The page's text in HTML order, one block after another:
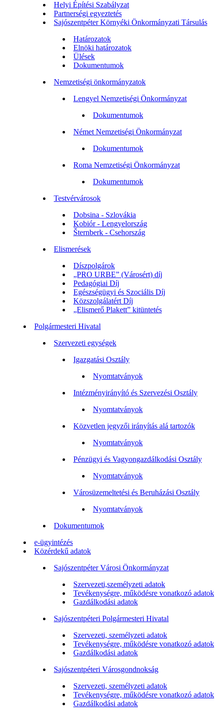
Helyi Építési Szabályzat
Partnerségi egyeztetés
Sajószentpéter Környéki Önkormányzati Társulás
Határozatok
Elnöki határozatok
Ülések
Dokumentumok
Nemzetiségi önkormányzatok
Lengyel Nemzetiségi Önkormányzat
Dokumentumok
Német Nemzetiségi Önkormányzat
Dokumentumok
Roma Nemzetiségi Önkormányzat
Dokumentumok
Testvérvárosok
Dobsina - Szlovákia
Kobiór - Lengyelország
Šternberk - Csehország
Elismerések
Díszpolgárok
„PRO URBE” (Városért) díj
Pedagógiai Díj
Egészségügyi és Szociális Díj
Közszolgálatért Díj
„Elismerő Plakett” kitüntetés
Polgármesteri Hivatal
Szervezeti egységek
Igazgatási Osztály
Nyomtatványok
Intézményirányító és Szervezési Osztály
Nyomtatványok
Közvetlen jegyzői irányítás alá tartozók
Nyomtatványok
Pénzügyi és Vagyongazdálkodási Osztály
Nyomtatványok
Városüzemeltetési és Beruházási Osztály
Nyomtatványok
Dokumentumok
e-ügyintézés
Közérdekű adatok
Sajószentpéter Városi Önkormányzat
Szervezeti,személyzeti adatok
Tevékenységre, működésre vonatkozó adatok
Gazdálkodási adatok
Sajószentpéteri Polgármesteri Hivatal
Szervezeti, személyzeti adatok
Tevékenységre, működésre vonatkozó adatok
Gazdálkodási adatok
Sajószentpéteri Városgondnokság
Szervezeti, személyzeti adatok
Tevékenységre, működésre vonatkozó adatok
Gazdálkodási adatok